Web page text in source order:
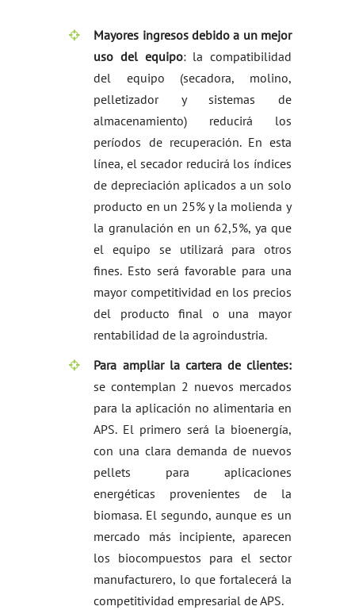
Mayores ingresos debido a un mejor
uso del equipo: la compatibilidad
del equipo (secadora, molino,
pelletizador y sistemas de
almacenamiento) reducirá los
períodos de recuperación. En esta
línea, el secador reducirá los índices
de depreciación aplicados a un solo
producto en un 25% y la molienda y
la granulación en un 62,5%, ya que
el equipo se utilizará para otros
fines. Esto será favorable para una
mayor competitividad en los precios
del producto final o una mayor
rentabilidad de la agroindustria.
Para ampliar la cartera de clientes:
se contemplan 2 nuevos mercados
para la aplicación no alimentaria en
APS. El primero será la bioenergía,
con una clara demanda de nuevos
pellets para aplicaciones
energéticas provenientes de la
biomasa. El segundo, aunque es un
mercado más incipiente, aparecen
los biocompuestos para el sector
manufacturero, lo que fortalecerá la
competitividad empresarial de APS.